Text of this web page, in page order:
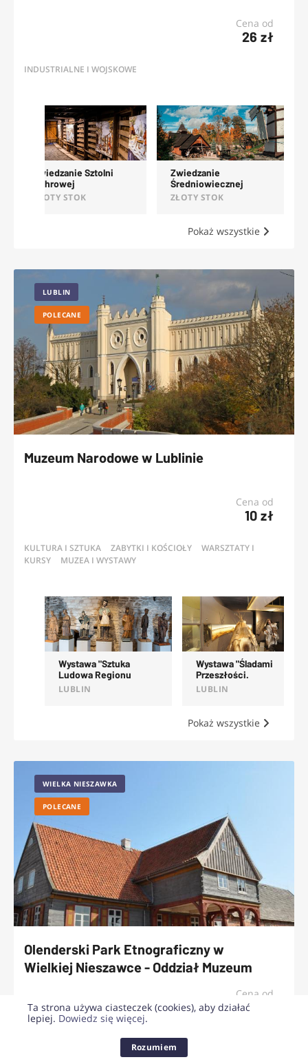
Cena od
26 zł
INDUSTRIALNE I WOJSKOWE
Zwiedzanie Kopalni
Złota w Złotym Stoku
ZŁOTY STOK
Zwiedzanie Sztolni
Ochrowej
ZŁOTY STOK
Pokaż wszystkie
LUBLIN
POLECANE
Muzeum Narodowe w Lublinie
Cena od
10 zł
KULTURA I SZTUKA ZABYTKI I KOŚCIOŁY
WARSZTATY I
KURSY
MUZEA I WYSTAWY
Wystawa "Sztuka
Ludowa Regionu
Lubelskiego"
LUBLIN
Wystawa "Śladami
Przeszłości.
Najdawniejsze Dzieje
LUBLIN
Pokaż wszystkie
WIELKA NIESZAWKA
POLECANE
Olenderski Park Etnograficzny w
Wielkiej Nieszawce - Oddział Muzeum
Cena od
18 zł
KULTURA LUDOWA
Ta strona używa ciasteczek (cookies), aby działać
lepiej. Dowiedz się więcej.
Rozumiem